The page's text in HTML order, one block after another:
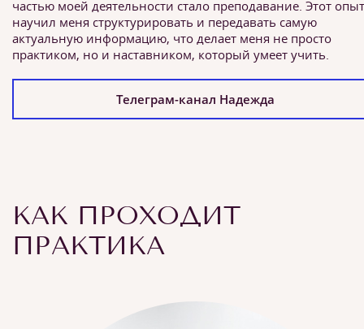
частью моей деятельности стало преподавание. Этот опыт
научил меня структурировать и передавать самую
актуальную информацию, что делает меня не просто
практиком, но и наставником, который умеет учить.
Телеграм-канал Надежда
КАК ПРОХОДИТ
ПРАКТИКА